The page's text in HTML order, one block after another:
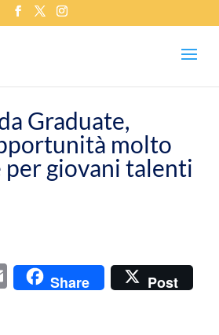
Graduate,
molto
giovani talenti
E
Share Post